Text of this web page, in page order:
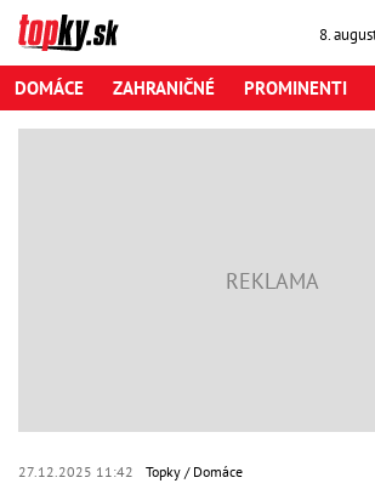
8.
DOMÁCE ZAHRANIČNÉ PROMINENTI
27.12.2025 11:42 Topky Domáce